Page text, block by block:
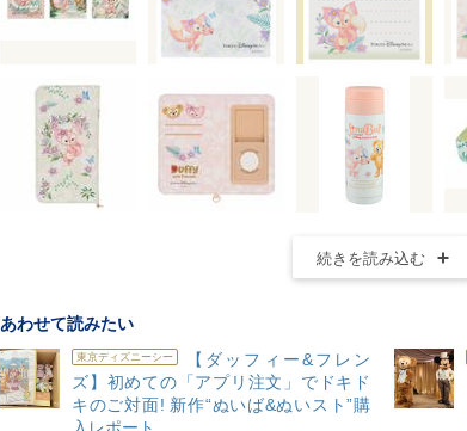
続きを読み込む
あわせて読みたい
東京ディズニーシー
【ダッフィー&フレン
ズ】初めての「アプリ注文」でドキド
キのご対面! 新作“ぬいば&ぬいスト”購